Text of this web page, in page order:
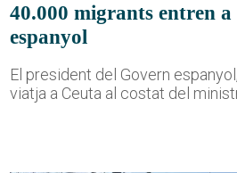
40.000 migrants entren
espanyol
El president del Govern
viatja a Ceuta al costat del